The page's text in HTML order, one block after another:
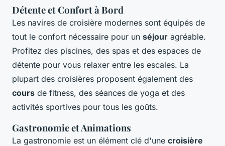
Détente et Confort à Bord
Les navires de croisière modernes sont équipés de
tout le confort nécessaire pour un séjour agréable.
Profitez des piscines, des spas et des espaces de
détente pour vous relaxer entre les escales. La
plupart des croisières proposent également des
cours de fitness, des séances de yoga et des
activités sportives pour tous les goûts.
Gastronomie et Animations
La gastronomie est un élément clé d'une croisière